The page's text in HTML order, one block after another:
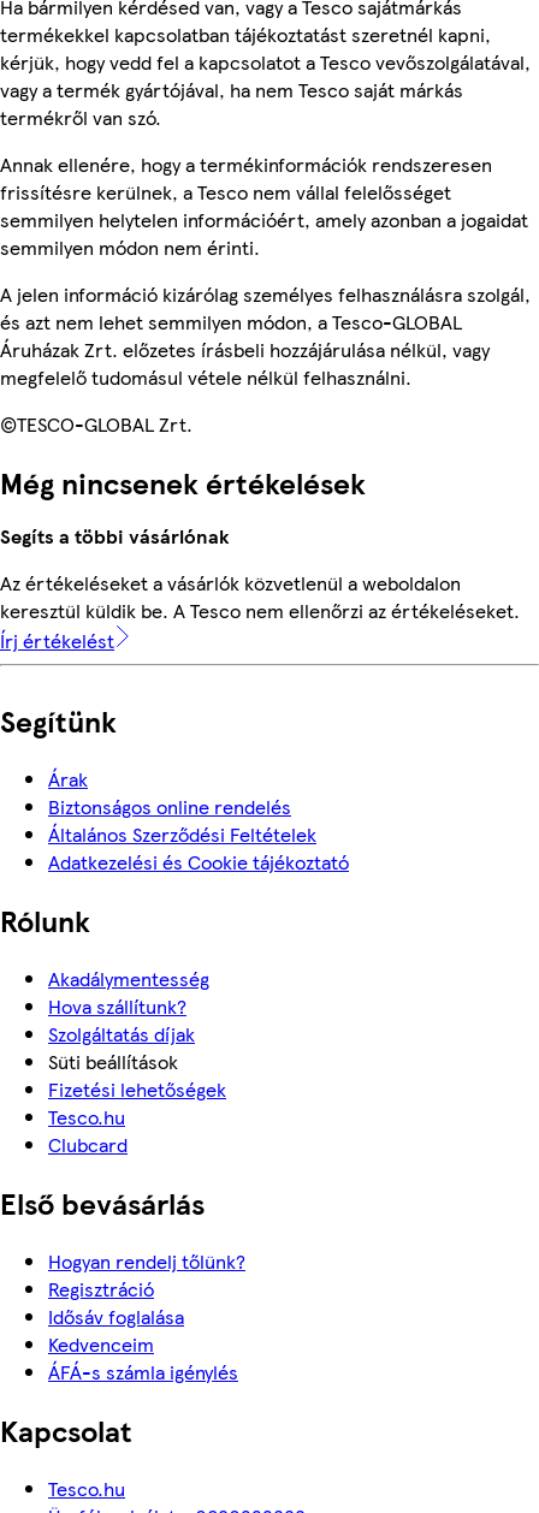
Ha bármilyen kérdésed van, vagy a Tesco sajátmárkás
termékekkel kapcsolatban tájékoztatást szeretnél kapni,
kérjük, hogy vedd fel a kapcsolatot a Tesco vevőszolgálatával,
vagy a termék gyártójával, ha nem Tesco saját márkás
termékről van szó.
Annak ellenére, hogy a termékinformációk rendszeresen
frissítésre kerülnek, a Tesco nem vállal felelősséget
semmilyen helytelen információért, amely azonban a jogaidat
semmilyen módon nem érinti.
A jelen információ kizárólag személyes felhasználásra szolgál,
és azt nem lehet semmilyen módon, a Tesco-GLOBAL
Áruházak Zrt. előzetes írásbeli hozzájárulása nélkül, vagy
megfelelő tudomásul vétele nélkül felhasználni.
©TESCO-GLOBAL Zrt.
Még nincsenek értékelések
Segíts a többi vásárlónak
Az értékeléseket a vásárlók közvetlenül a weboldalon
keresztül küldik be. A Tesco nem ellenőrzi az értékeléseket.
Írj értékelést
Segítünk
Árak
Biztonságos online rendelés
Általános Szerződési Feltételek
Adatkezelési és Cookie tájékoztató
Rólunk
Akadálymentesség
Hova szállítunk?
Szolgáltatás díjak
Süti beállítások
Fizetési lehetőségek
Tesco.hu
Clubcard
Első bevásárlás
Hogyan rendelj tőlünk?
Regisztráció
Idősáv foglalása
Kedvenceim
ÁFÁ-s számla igénylés
Kapcsolat
Tesco.hu